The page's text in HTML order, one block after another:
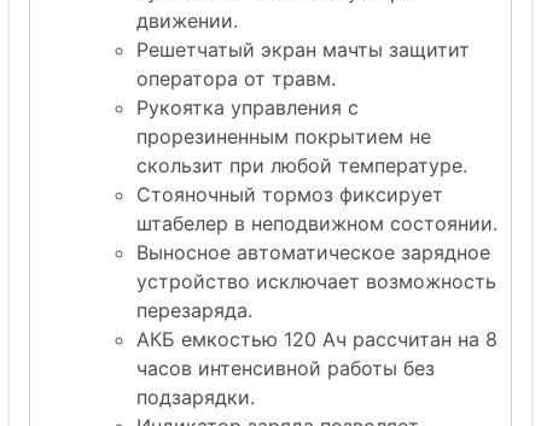
движении.
Решетчатый экран мачты защитит
оператора от травм.
Рукоятка управления с
прорезиненным покрытием не
скользит при любой температуре.
Стояночный тормоз фиксирует
штабелер в неподвижном состоянии.
Выносное автоматическое зарядное
устройство исключает возможность
перезаряда.
АКБ емкостью 120 Ач рассчитан на 8
часов интенсивной работы без
подзарядки.